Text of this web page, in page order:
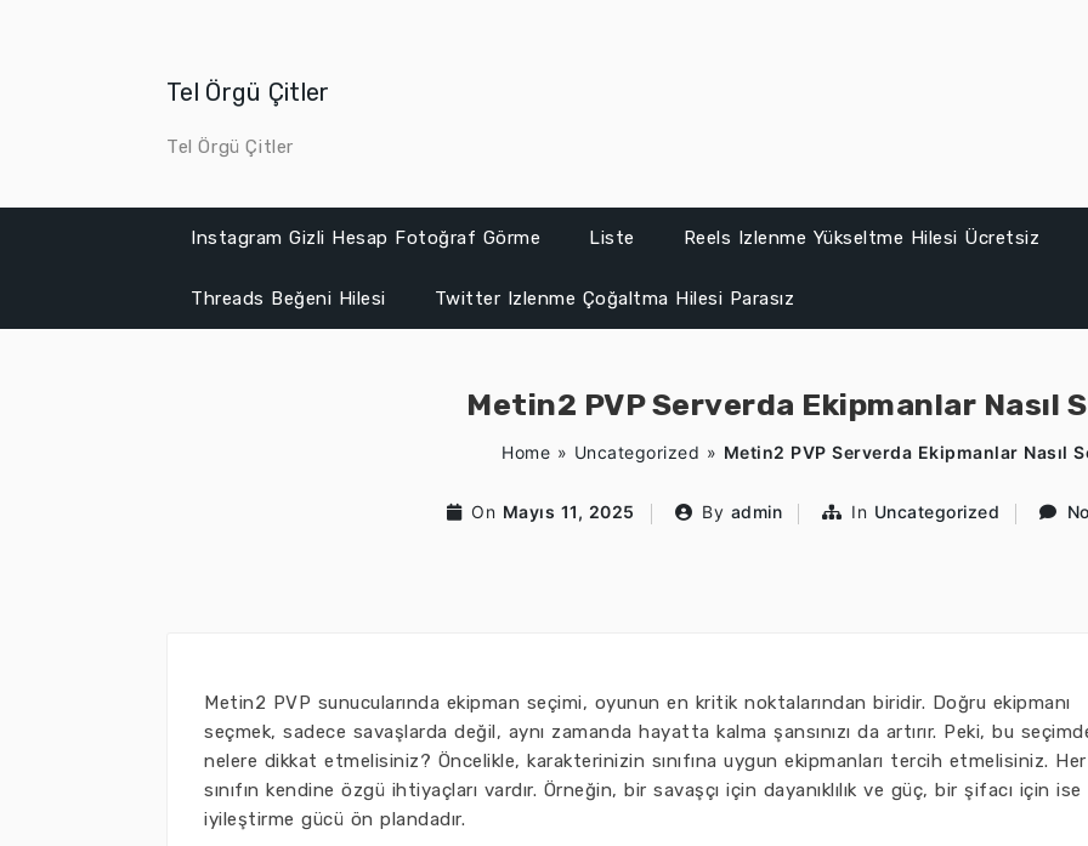
Tel Örgü Çitler
Tel Örgü Çitler
Instagram Gizli Hesap Fotoğraf Görme Liste Reels Izlenme Yükseltme Hilesi Ücretsiz
Threads Beğeni Hilesi Twitter Izlenme Çoğaltma Hilesi Parasız
Metin2 PVP Serverda Ekipmanlar Nasıl
Home » Uncategorized » Metin2 PVP Serverda Ekipmanlar Nasıl
On Mayıs 11, 2025 By admin In Uncategorized
Metin2 PVP sunucularında ekipman seçimi, oyunun en kritik noktalarından biridir. Doğru ekipmanı
seçmek, sadece savaşlarda değil, aynı zamanda hayatta kalma şansınızı da artırır. Peki, bu
nelere dikkat etmelisiniz? Öncelikle, karakterinizin sınıfına uygun ekipmanları tercih etmelisiniz. Her
sınıfın kendine özgü ihtiyaçları vardır. Örneğin, bir savaşçı için dayanıklılık ve güç, bir şifacı için ise
iyileştirme gücü ön plandadır.